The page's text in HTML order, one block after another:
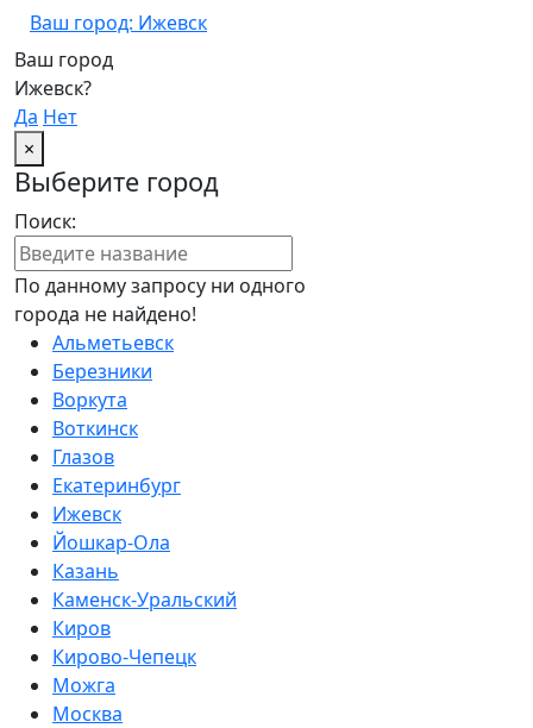
Ваш город: Ижевск
Ваш город
Ижевск?
Да Нет
×
Выберите город
Поиск:
По данному запросу ни одного
города не найдено!
Альметьевск
Березники
Воркута
Воткинск
Глазов
Екатеринбург
Ижевск
Йошкар-Ола
Казань
Каменск-Уральский
Киров
Кирово-Чепецк
Можга
Москва